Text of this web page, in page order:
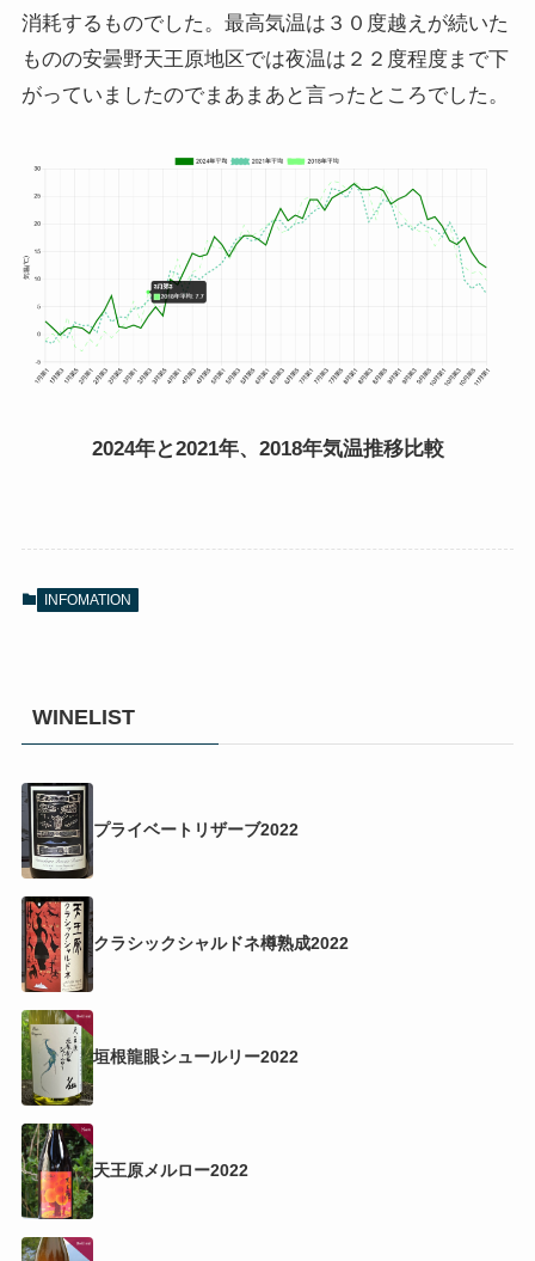
消耗するものでした。最高気温は３０度越えが続いた
ものの安曇野天王原地区では夜温は２２度程度まで下
がっていましたのでまあまあと言ったところでした。
2024年と2021年、2018年気温推移比較
INFOMATION
WINELIST
プライベートリザーブ2022
クラシックシャルドネ樽熟成2022
垣根龍眼シュールリー2022
天王原メルロー2022